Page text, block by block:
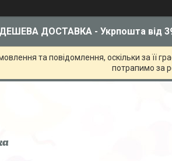
ДЕШЕВА ДОСТАВКА - Укрпошта від
та повідомлення, оскільки за її
потрапимо за